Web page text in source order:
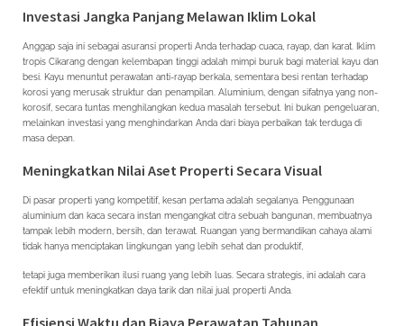
Investasi Jangka Panjang Melawan Iklim Lokal
Anggap saja ini sebagai asuransi properti Anda terhadap cuaca, rayap, dan karat. Iklim
tropis Cikarang dengan kelembapan tinggi adalah mimpi buruk bagi material kayu dan
besi. Kayu menuntut perawatan anti-rayap berkala, sementara besi rentan terhadap
korosi yang merusak struktur dan penampilan. Aluminium, dengan sifatnya yang non-
korosif, secara tuntas menghilangkan kedua masalah tersebut. Ini bukan pengeluaran,
melainkan investasi yang menghindarkan Anda dari biaya perbaikan tak terduga di
masa depan.
Meningkatkan Nilai Aset Properti Secara Visual
Di pasar properti yang kompetitif, kesan pertama adalah segalanya. Penggunaan
aluminium dan kaca secara instan mengangkat citra sebuah bangunan, membuatnya
tampak lebih modern, bersih, dan terawat. Ruangan yang bermandikan cahaya alami
tidak hanya menciptakan lingkungan yang lebih sehat dan produktif,
tetapi juga memberikan ilusi ruang yang lebih luas. Secara strategis, ini adalah cara
efektif untuk meningkatkan daya tarik dan nilai jual properti Anda.
Efisiensi Waktu dan Biaya Perawatan Tahunan